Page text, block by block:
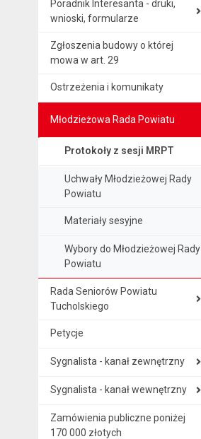
Poradnik Interesanta - druki,
wnioski, formularze
Zgłoszenia budowy o której
mowa w art. 29
Ostrzeżenia i komunikaty
Młodzieżowa Rada Powiatu
Protokoły z sesji MRPT
Uchwały Młodzieżowej Rady
Powiatu
Materiały sesyjne
Wybory do Młodzieżowej Rady
Powiatu
Rada Seniorów Powiatu
Tucholskiego
Petycje
Sygnalista - kanał zewnętrzny
Sygnalista - kanał wewnętrzny
Zamówienia publiczne poniżej
170 000 złotych